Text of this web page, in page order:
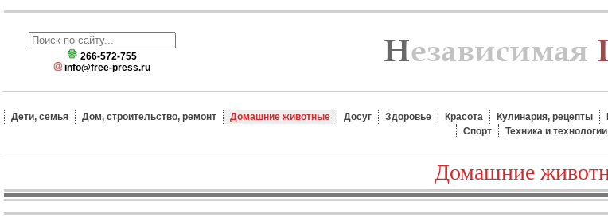
266-572-755
info@free-press.ru
Дети, семья Дом, строительство, ремонт Домашние животные Досуг Здоровье Красота Кулинария, рецепты
Спорт
Техника и технологии
Домашние